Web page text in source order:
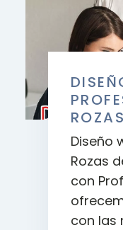
Diseño
Rozas
con
con las